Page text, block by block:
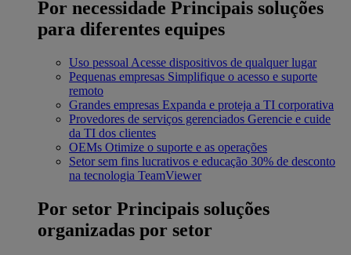
Por necessidade Principais soluções
para diferentes equipes
Uso pessoal Acesse dispositivos de qualquer lugar
Pequenas empresas Simplifique o acesso e suporte
remoto
Grandes empresas Expanda e proteja a TI corporativa
Provedores de serviços gerenciados Gerencie e cuide
da TI dos clientes
OEMs Otimize o suporte e as operações
Setor sem fins lucrativos e educação 30% de desconto
na tecnologia TeamViewer
Por setor Principais soluções
organizadas por setor